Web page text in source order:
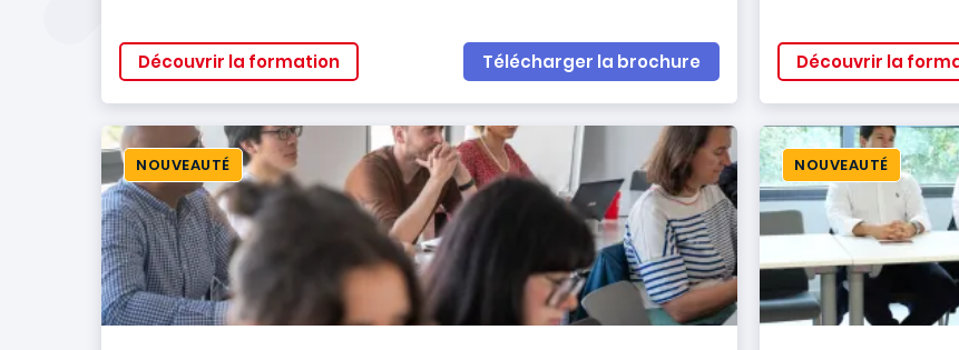
Découvrir la formation Télécharger la brochure Découvrir la
NOUVEAUTÉ NOUVEAUTÉ